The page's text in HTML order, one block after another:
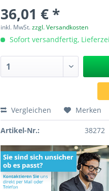
36,01 € *
inkl. MwSt.zzgl. Versandkosten
Sofort versandfertig,
Vergleichen Merken
Artikel-Nr.: 38272